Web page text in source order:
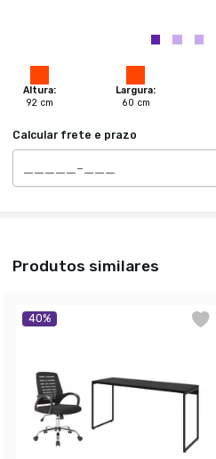
Altura:
92 cm
Largura:
60 cm
Calcular frete e prazo
Produtos similares
40%